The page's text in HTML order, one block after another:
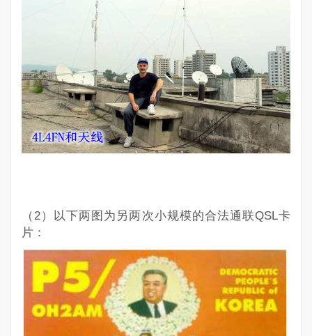
（2）以下两图为另两次小规模的合法通联QSL卡
片：